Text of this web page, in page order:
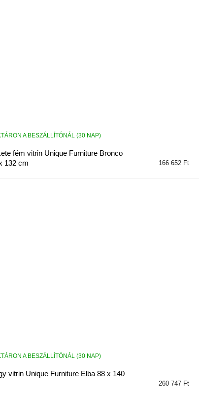
fém vitrin Unique Furniture Bronco
132 cm
A BESZÁLLÍTÓNÁL (30 NAP)
166 652 Ft
vitrin Unique Furniture Elba 88 x 140
A BESZÁLLÍTÓNÁL (30 NAP)
260 747 Ft